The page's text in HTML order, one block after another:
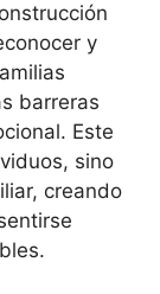
y
barreras
Este
sino
creando